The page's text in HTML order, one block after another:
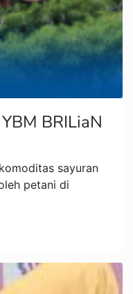
BRILiaN
sayuran
petani di